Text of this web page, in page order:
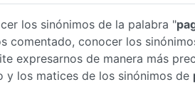
los sinónimos de la palabra "
comentado, conocer los
expresarnos de manera más
y los matices de los sinónimos de